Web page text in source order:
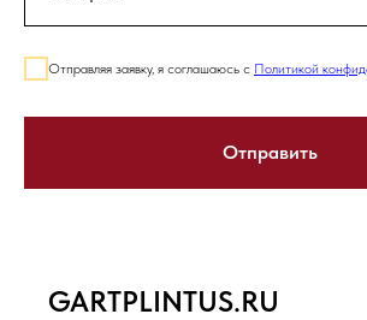
Отправляя заявку, я соглашаюсь с Политикой
Отправить
GARTPLINTUS.RU